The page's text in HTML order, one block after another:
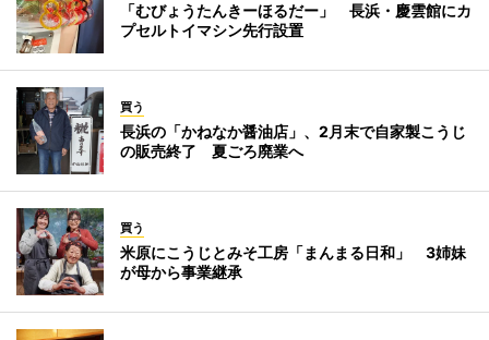
「むびょうたんきーほるだー」 長浜・慶雲館にカ
プセルトイマシン先行設置
買う
長浜の「かねなか醤油店」、2月末で自家製こうじ
の販売終了 夏ごろ廃業へ
買う
米原にこうじとみそ工房「まんまる日和」 3姉妹
が母から事業継承